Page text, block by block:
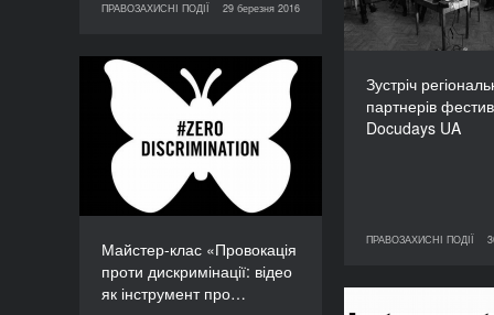
ПРАВОЗАХИСНІ ПОДІЇ 29 березня 2016
ПРАВОЗАХИСНІ ПОДІЇ
29 березня 2016
Зустріч
партнерів
Docudays UA
ПРАВОЗАХИСНІ ПОДІЇ
30 березня 2016
Майстер-клас «Провокація
проти дискримінації: відео
як інструмент про…
Майстер-клас
«Провокація проти
дискримінації: відео як
інструмент просування
ідеї»
ТРИВАЛІСТЬ